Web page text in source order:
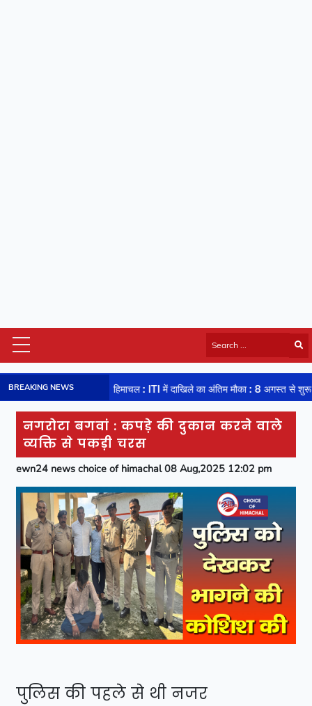
Himachal Latest
HP Board Results
National
Video
Viral News
Photos
Sports
Entertainment
Lifestyle
Business
Technology
Jobs/Career
BREAKING NEWS
हिमाचल : ITI में दाखिले का अंतिम मौका : 8 अगस्त से शुरू हो रहा स्पॉट राउंड, दांव
नगरोटा बगवां : कपड़े की दुकान करने वाले
व्यक्ति से पकड़ी चरस
ewn24 news choice of himachal 08 Aug,2025 12:02 pm
पुलिस की पहले से थी नजर